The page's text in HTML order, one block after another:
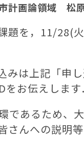
画論領域 松原
を，11/28(
は上記「申
お伝えします．
であるため、
さんへの説明